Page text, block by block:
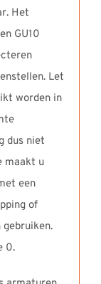
Het
GU10
Let
worden in
dus niet
maakt u
een
of
0.